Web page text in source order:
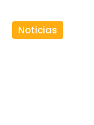
Noticias